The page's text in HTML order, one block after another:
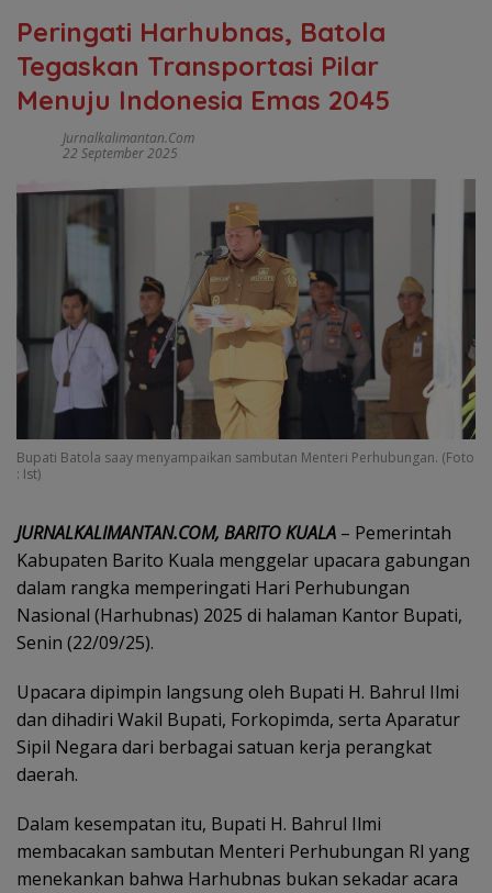
Peringati Harhubnas, Batola
Tegaskan Transportasi Pilar
Menuju Indonesia Emas 2045
Jurnalkalimantan.com
22 September 2025
Bupati Batola saay menyampaikan sambutan Menteri Perhubungan. (Foto
: Ist)
JURNALKALIMANTAN.COM, BARITO KUALA – Pemerintah
Kabupaten Barito Kuala menggelar upacara gabungan
dalam rangka memperingati Hari Perhubungan
Nasional (Harhubnas) 2025 di halaman Kantor Bupati,
Senin (22/09/25).
Upacara dipimpin langsung oleh Bupati H. Bahrul Ilmi
dan dihadiri Wakil Bupati, Forkopimda, serta Aparatur
Sipil Negara dari berbagai satuan kerja perangkat
daerah.
Dalam kesempatan itu, Bupati H. Bahrul Ilmi
membacakan sambutan Menteri Perhubungan RI yang
menekankan bahwa Harhubnas bukan sekadar acara